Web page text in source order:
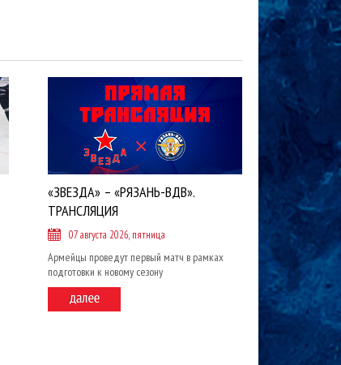
«ЗВЕЗДА» – «РЯЗАНЬ-ВДВ».
ТРАНСЛЯЦИЯ
07 августа 2026, пятница
Армейцы проведут первый матч в рамках
подготовки к новому сезону